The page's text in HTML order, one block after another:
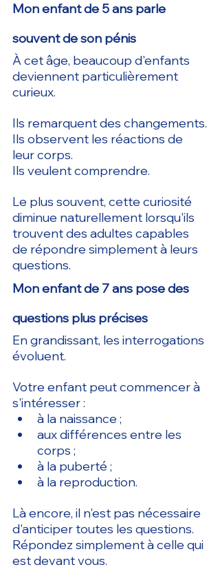
Mon enfant de 5 ans parle
souvent de son pénis
À cet âge, beaucoup d'enfants
deviennent particulièrement
curieux.
Ils remarquent des changements.
Ils observent les réactions de
leur corps.
Ils veulent comprendre.
Le plus souvent, cette curiosité
diminue naturellement lorsqu'ils
trouvent des adultes capables
de répondre simplement à leurs
questions.
Mon enfant de 7 ans pose des
questions plus précises
En grandissant, les interrogations
évoluent.
Votre enfant peut commencer à
s'intéresser :
à la naissance ;
aux différences entre les
corps ;
à la puberté ;
à la reproduction.
Là encore, il n'est pas nécessaire
d'anticiper toutes les questions.
Répondez simplement à celle qui
est devant vous.